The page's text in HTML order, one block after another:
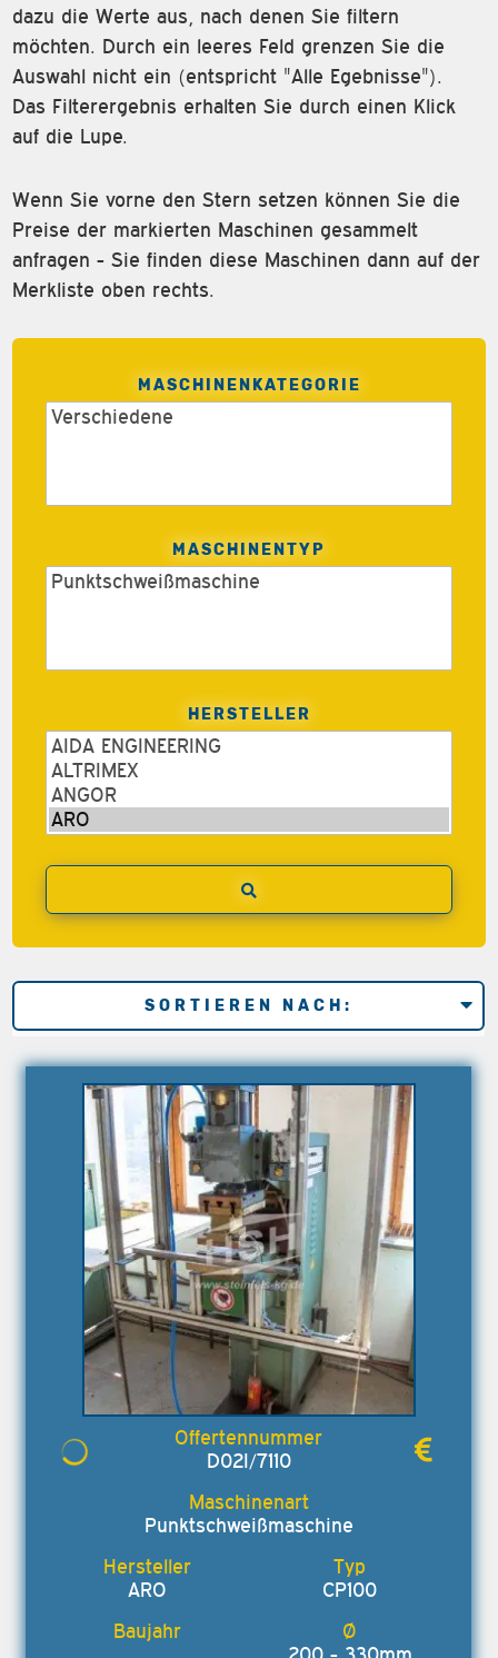
dazu die Werte aus, nach denen Sie filtern
möchten. Durch ein leeres Feld grenzen Sie die
Auswahl nicht ein (entspricht "Alle Egebnisse").
Das Filterergebnis erhalten Sie durch einen Klick
auf die Lupe.
Wenn Sie vorne den Stern setzen können Sie die
Preise der markierten Maschinen gesammelt
anfragen - Sie finden diese Maschinen dann auf der
Merkliste oben rechts.
MASCHINENKATEGORIE
MASCHINENTYP
HERSTELLER
D02I/7110
Punktschweißmaschine
ARO CP100